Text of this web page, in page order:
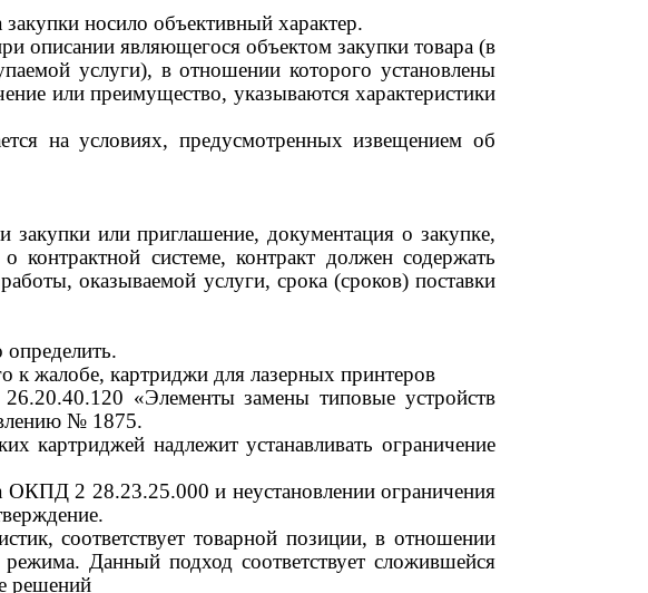
носило объективный характер.
описании являющегося объектом закупки товара (в
услуги), в отношении которого установлены
или преимущество, указываются характеристики
на условиях, предусмотренных извещением об
закупки или приглашение, документация о закупке,
о контрактной системе, контракт должен содержать
оказываемой услуги, срока (сроков) поставки
определить.
к жалобе, картриджи для лазерных принтеров
«Элементы замены типовые устройств
№ 1875.
картриджей надлежит устанавливать ограничение
ОКПД 2 28.23.25.000 и неустановлении ограничения
соответствует товарной позиции, в отношении
Данный подход соответствует сложившейся
решений